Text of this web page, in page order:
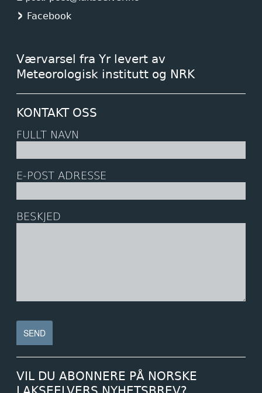
Facebook
Værvarsel fra Yr levert av
Meteorologisk institutt og NRK
KONTAKT OSS
FULLT NAVN
E-POST ADRESSE
BESKJED
VIL DU ABONNERE PÅ NORSKE